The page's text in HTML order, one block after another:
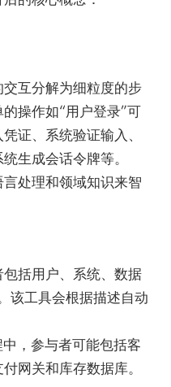
互分解为细粒度的步
操作如“用户登录”可
证、系统验证输入、
生成会话令牌等。
处理和领域知识来智
括用户、系统、数据
该工具会根据描述自动
，参与者可能包括客
网关和库存数据库。